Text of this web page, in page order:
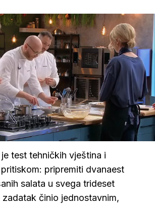
Loaded:
100.00%
test tehničkih vještina i
pripremiti dvanaest
salata u svega trideset
zadatak činio jednostavnim,